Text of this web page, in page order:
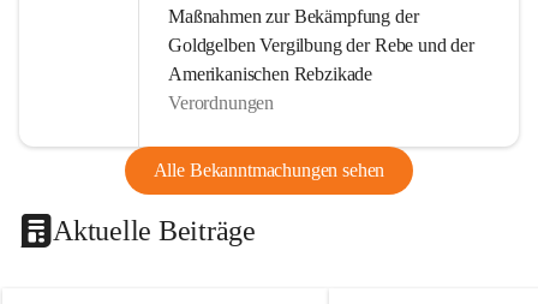
Maßnahmen zur Bekämpfung der
Goldgelben Vergilbung der Rebe und der
Amerikanischen Rebzikade
Verordnungen
Alle Bekanntmachungen sehen
Aktuelle Beiträge